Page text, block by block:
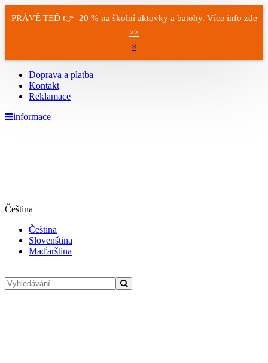
PRÁVĚ TEĎ 👉 -20 % na školní aktovky a batohy. Více info zde
>>
×
Doprava a platba
Kontakt
Reklamace
informace
Čeština
Čeština
Slovenština
Maďarština